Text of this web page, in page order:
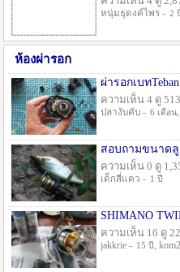
หนุ่มธุดงค์ไพร - 2 ปี
ห้องผ่ารอก
ผ่ารอกเบท
ความเห็น 4 ดู 513
ปลางับคับ - 6 เดือน
สอบถามขนาดลู
ความเห็น 0 ดู
เด็กสี่แคว - 1 ปี
SHIMANO
ความเห็น 16 ดู
jakkrie - 15 ปี ,